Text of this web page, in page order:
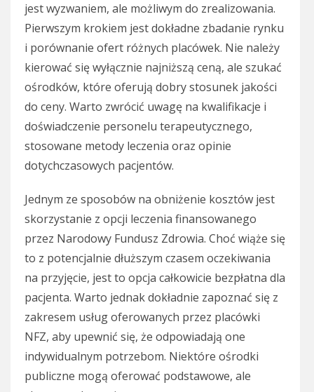
jest wyzwaniem, ale możliwym do zrealizowania.
Pierwszym krokiem jest dokładne zbadanie rynku
i porównanie ofert różnych placówek. Nie należy
kierować się wyłącznie najniższą ceną, ale szukać
ośrodków, które oferują dobry stosunek jakości
do ceny. Warto zwrócić uwagę na kwalifikacje i
doświadczenie personelu terapeutycznego,
stosowane metody leczenia oraz opinie
dotychczasowych pacjentów.
Jednym ze sposobów na obniżenie kosztów jest
skorzystanie z opcji leczenia finansowanego
przez Narodowy Fundusz Zdrowia. Choć wiąże się
to z potencjalnie dłuższym czasem oczekiwania
na przyjęcie, jest to opcja całkowicie bezpłatna dla
pacjenta. Warto jednak dokładnie zapoznać się z
zakresem usług oferowanych przez placówki
NFZ, aby upewnić się, że odpowiadają one
indywidualnym potrzebom. Niektóre ośrodki
publiczne mogą oferować podstawowe, ale